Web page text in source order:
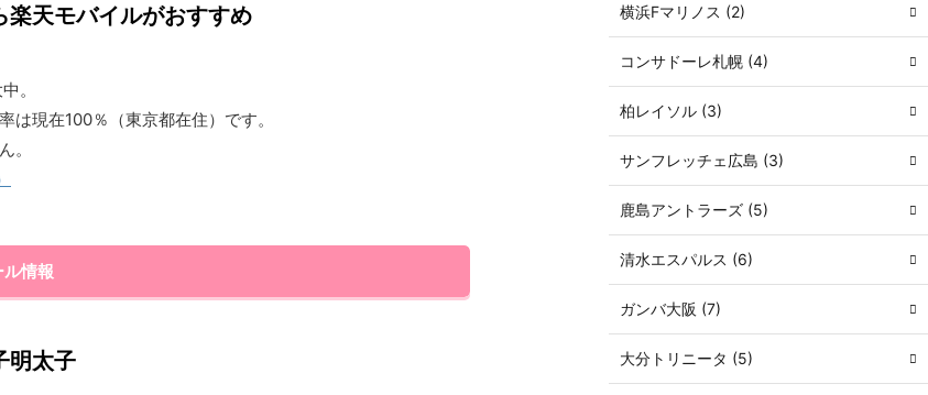
天モバイルがおすすめ
。
は現在100％（東京都在住）です。
。
ル情報
明太子
横浜Fマリノス (2)
コンサドーレ札幌 (4)
柏レイソル (3)
サンフレッチェ広島 (3)
鹿島アントラーズ (5)
清水エスパルス (6)
ガンバ大阪 (7)
大分トリニータ (5)